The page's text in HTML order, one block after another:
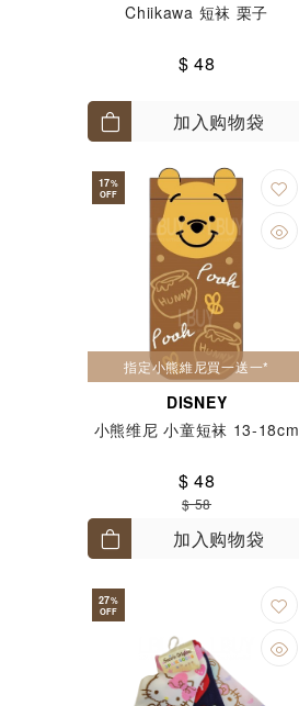
Chiikawa 短袜 栗子
$ 48
加入购物袋
17%
OFF
指定小熊維尼買一送一*
DISNEY
小熊维尼 小童短袜 13-18cm
$ 48
$ 58
加入购物袋
27%
OFF